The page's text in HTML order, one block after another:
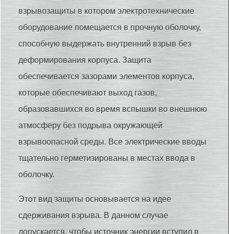
взрывозащиты в котором электротехнические
оборудование помещается в прочную оболочку,
способную выдержать внутренний взрыв без
деформирования корпуса. Защита
обеспечивается зазорами элементов корпуса,
которые обеспечивают выход газов,
образовавшихся во время вспышки во внешнюю
атмосферу без подрыва окружающей
взрывоопасной среды. Все электрические вводы
тщательно герметизированы в местах ввода в
оболочку.
Этот вид защиты основывается на идее
сдерживания взрыва. В данном случае
допускается, чтобы источник энергии вступил в